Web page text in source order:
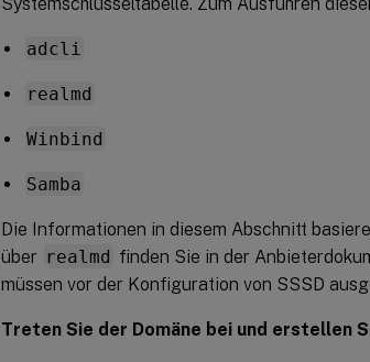
adcli
realmd
Winbind
Samba
Die Informationen in diesem Abschnitt
über realmd finden Sie in der
müssen vor der Konfiguration von SSSD
Treten Sie der Domäne bei und erstellen